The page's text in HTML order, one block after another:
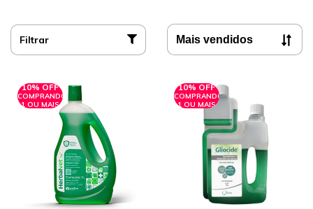
Filtrar
10% OFF
COMPRANDO
1 OU MAIS
10% OFF
COMPRANDO
1 OU MAIS